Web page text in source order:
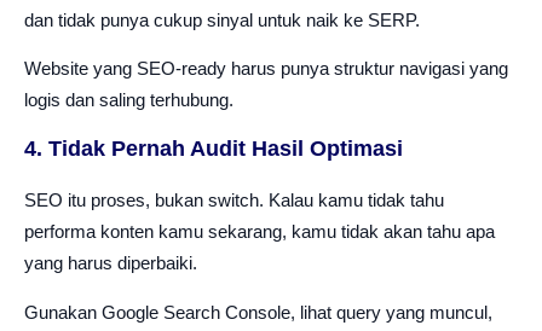
dan tidak punya cukup sinyal untuk naik ke SERP.
Website yang SEO-ready harus punya struktur navigasi yang
logis dan saling terhubung.
4. Tidak Pernah Audit Hasil Optimasi
SEO itu proses, bukan switch. Kalau kamu tidak tahu
performa konten kamu sekarang, kamu tidak akan tahu apa
yang harus diperbaiki.
Gunakan Google Search Console, lihat query yang muncul,